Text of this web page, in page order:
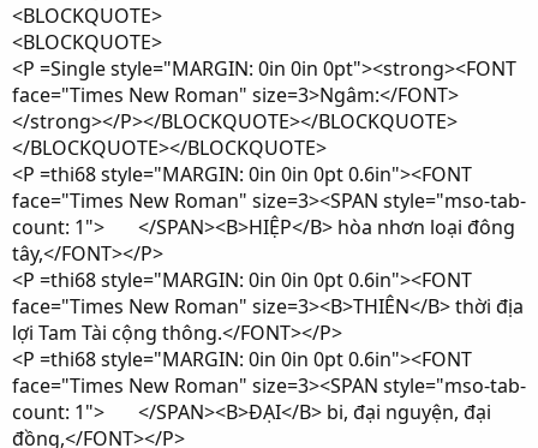
<BLOCKQUOTE>
<BLOCKQUOTE>
<P =Single style="MARGIN: 0in 0in 0pt"><strong><FONT
face="Times New Roman" size=3>Ngâm:</FONT>
</strong></P></BLOCKQUOTE></BLOCKQUOTE>
</BLOCKQUOTE></BLOCKQUOTE>
<P =thi68 style="MARGIN: 0in 0in 0pt 0.6in"><FONT
face="Times New Roman" size=3><SPAN style="mso-tab-
count: 1"> </SPAN><B>HIỆP</B> hòa nhơn loại đông
tây,</FONT></P>
<P =thi68 style="MARGIN: 0in 0in 0pt 0.6in"><FONT
face="Times New Roman" size=3><B>THIÊN</B> thời địa
lợi Tam Tài cộng thông.</FONT></P>
<P =thi68 style="MARGIN: 0in 0in 0pt 0.6in"><FONT
face="Times New Roman" size=3><SPAN style="mso-tab-
count: 1"> </SPAN><B>ĐẠI</B> bi, đại nguyện, đại
đồng,</FONT></P>